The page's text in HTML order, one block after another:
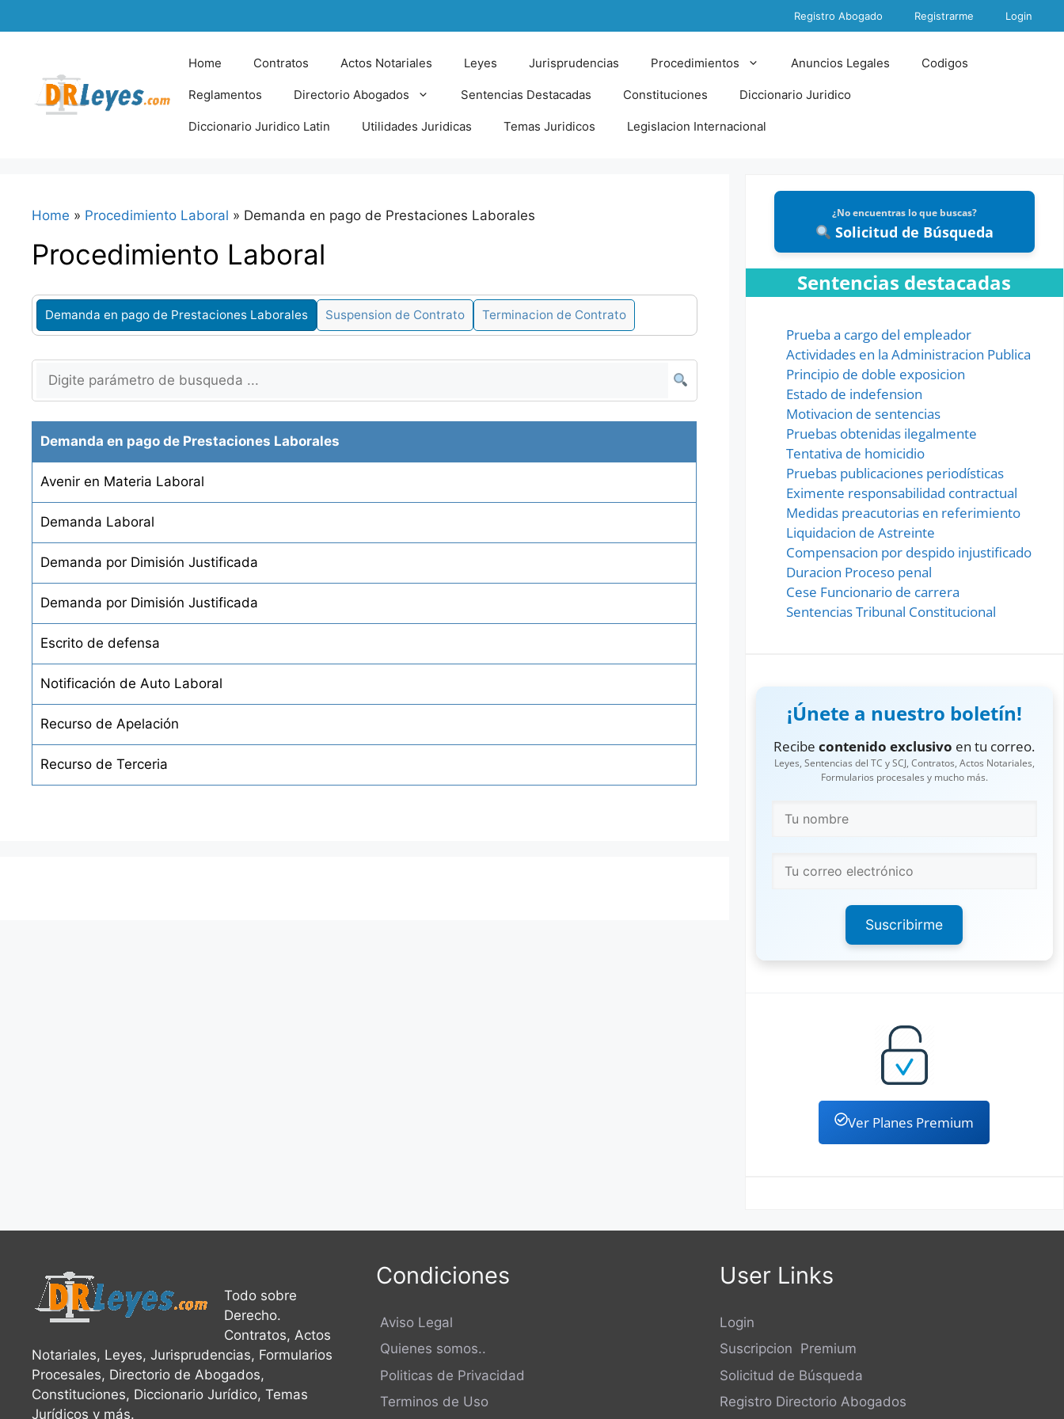
to
Registro Abogado Registrarme Login
Home Contratos Actos Notariales Leyes Jurisprudencias Procedimientos Anuncios Legales Codigos
Reglamentos Directorio Abogados Sentencias Destacadas Constituciones Diccionario Juridico
Diccionario Juridico Latin Utilidades Juridicas Temas Juridicos Legislacion Internacional
Home » Procedimiento Laboral » Demanda en pago de Prestaciones Laborales
Procedimiento Laboral
Demanda en pago de Prestaciones Laborales Suspension de Contrato Terminacion de Contrato
Demanda en pago de Prestaciones Laborales
Avenir en Materia Laboral
Demanda Laboral
Demanda por Dimisión Justificada
Demanda por Dimisión Justificada
Escrito de defensa
Notificación de Auto Laboral
Recurso de Apelación
Recurso de Terceria
¿No encuentras lo que buscas?
Solicitud de Búsqueda
Sentencias destacadas
Prueba a cargo del empleador
Actividades en la Administracion Publica
Principio de doble exposicion
Estado de indefension
Motivacion de sentencias
Pruebas obtenidas ilegalmente
Tentativa de homicidio
Pruebas publicaciones periodísticas
Eximente responsabilidad contractual
Medidas preacutorias en referimiento
Liquidacion de Astreinte
Compensacion por despido injustificado
Duracion Proceso penal
Cese Funcionario de carrera
Sentencias Tribunal Constitucional
¡Únete a nuestro boletín!
Recibecontenido exclusivo en tu correo.
Leyes, Sentencias del TC y SCJ, Contratos, Actos Notariales,
Formularios procesales y mucho más.
Suscribirme
Ver Planes Premium
Todo sobre
Derecho.
Contratos, Actos
Notariales, Leyes, Jurisprudencias, Formularios
Procesales, Directorio de Abogados,
Constituciones, Diccionario Jurídico, Temas
Jurídicos y más.
Condiciones
Aviso Legal
Quienes somos..
Politicas de Privacidad
Terminos de Uso
User Links
Login
Suscripcion Premium
Solicitud de Búsqueda
Registro Directorio Abogados